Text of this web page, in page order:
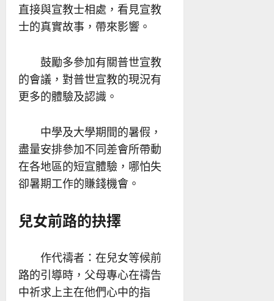
直接與宣教士相處，看見宣教
士的真實故事，帶來影響。
鼓勵多參加有關普世宣教
的會議，對普世宣教的現況有
更多的體驗及認識。
中學及大學期間的暑假，
盡量安排參加不同差會所帶動
在各地區的短宣體驗，哪怕失
卻暑期工作的賺錢機會。
兒女前路的抉擇
作代禱者：在兒女等候前
路的引導時，父母專心在禱告
中祈求上主在他們心中的指